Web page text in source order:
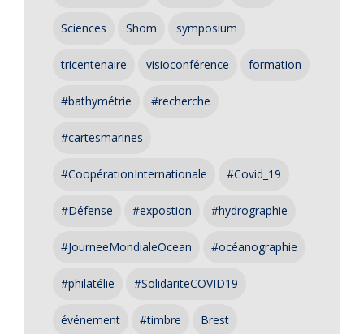
Sciences Shom symposium
tricentenaire visioconférence formation
#bathymétrie #recherche
#cartesmarines
#CoopérationInternationale #Covid_19
#Défense #expostion #hydrographie
#JourneeMondialeOcean #océanographie
#philatélie #SolidariteCOVID19
événement #timbre Brest